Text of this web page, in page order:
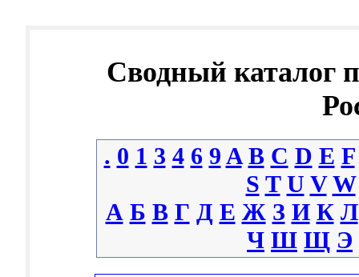
Сводный каталог
. 0 1 3 4 6 9 A B C D E F
S T U V W
А Б В Г Д Е Ж З И К Л
Ч Ш Щ Э